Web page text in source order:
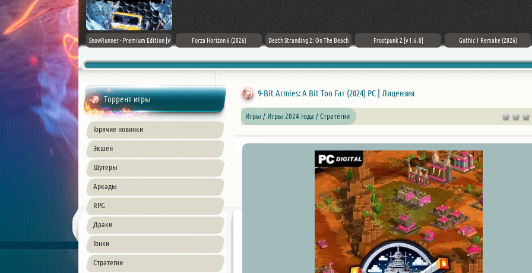
Assassin's Creed Black Flag
Resynced (2026) PC
SnowRunner - Premium Edition [v
Forza Horizon 6 (2026) Death Stranding 2: On The Beach Frostpunk 2 [v 1.6.0] Gothic 1 Remake (2026)
Торрент игры
Горячие новинки
Экшен
Шутеры
Аркады
RPG
Драки
Гонки
Стратегии
9-Bit Armies: A Bit Too Far (2024) PC | Лицензия
Игры / Игры 2024 года / Стратегии